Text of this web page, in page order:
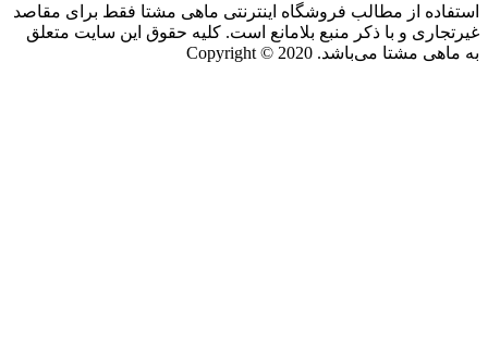
استفاده از مطالب فروشگاه اینترنتی ماهی مشتا فقط برای مقاصد
غیرتجاری و با ذکر منبع بلامانع است. کلیه حقوق این سایت متعلق
به ماهی مشتا می‌باشد. Copyright © 2020